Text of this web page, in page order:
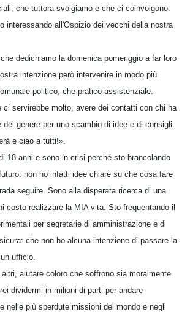
che tuttora svolgiamo e che ci coinvolgono:
interessando all'Ospizio dei vecchi della nostra
dedichiamo la domenica pomeriggio a far loro
intenzione però intervenire in modo più
politico, che pratico-assistenziale.
ci servirebbe molto, avere dei contatti con chi ha
genere per uno scambio di idee e di consigli.
e ciao a tutti!».
18 anni e sono in crisi perché sto brancolando
non ho infatti idee chiare su che cosa fare
seguire. Sono alla disperata ricerca di una
costo realizzare la MIA vita. Sto frequentando il
per segretarie di amministrazione e di
che non ho alcuna intenzione di passare la
ufficio.
aiutare coloro che soffrono sia moralmente
dividermi in milioni di parti per andare
nelle più sperdute missioni del mondo e negli